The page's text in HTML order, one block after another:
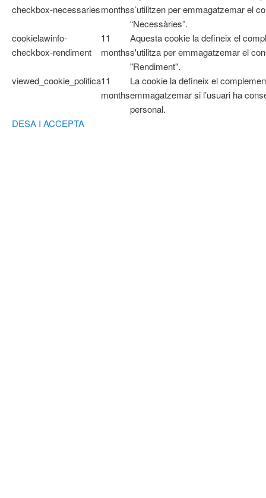
checkbox-necessariesmonthss’utilitzen per emmagatzemar el
“Necessàries”.
cookielawinfo-
checkbox-rendiment
11
months
Aquesta cookie la defineix el
s'utilitza per emmagatzemar el
"Rendiment".
viewed_cookie_politica11
months
La cookie la defineix el
emmagatzemar si l’usuari ha
personal.
DESA I ACCEPTA